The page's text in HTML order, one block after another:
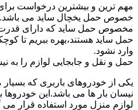
مهم ترین و بیشترین درخواست
خصوص حمل یخچال ساید می
مخصوص حمل ساید که دارای قدرت
حمل ساید هستند،بهره ببریم تا
وارد نشود.
حمل و نقل و جابجایی لوازم را به
یکی از خودروهای باربری که بسیار
نیسان بار ها می باشد.این خودروها
لوازم منزل مورد استفاده قرار می